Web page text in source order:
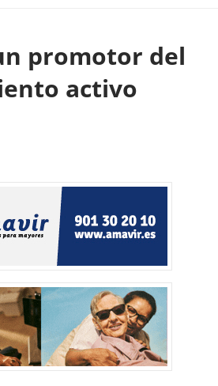
promotor del
activo